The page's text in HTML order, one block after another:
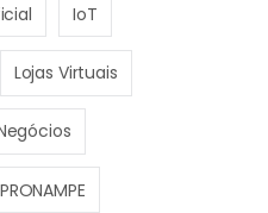
IoT
Lojas Virtuais
PRONAMPE